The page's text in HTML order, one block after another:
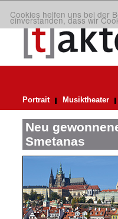
Cookies helfen uns bei der
einverstanden, dass wir
Portrait Musiktheater
Neu
Smetanas